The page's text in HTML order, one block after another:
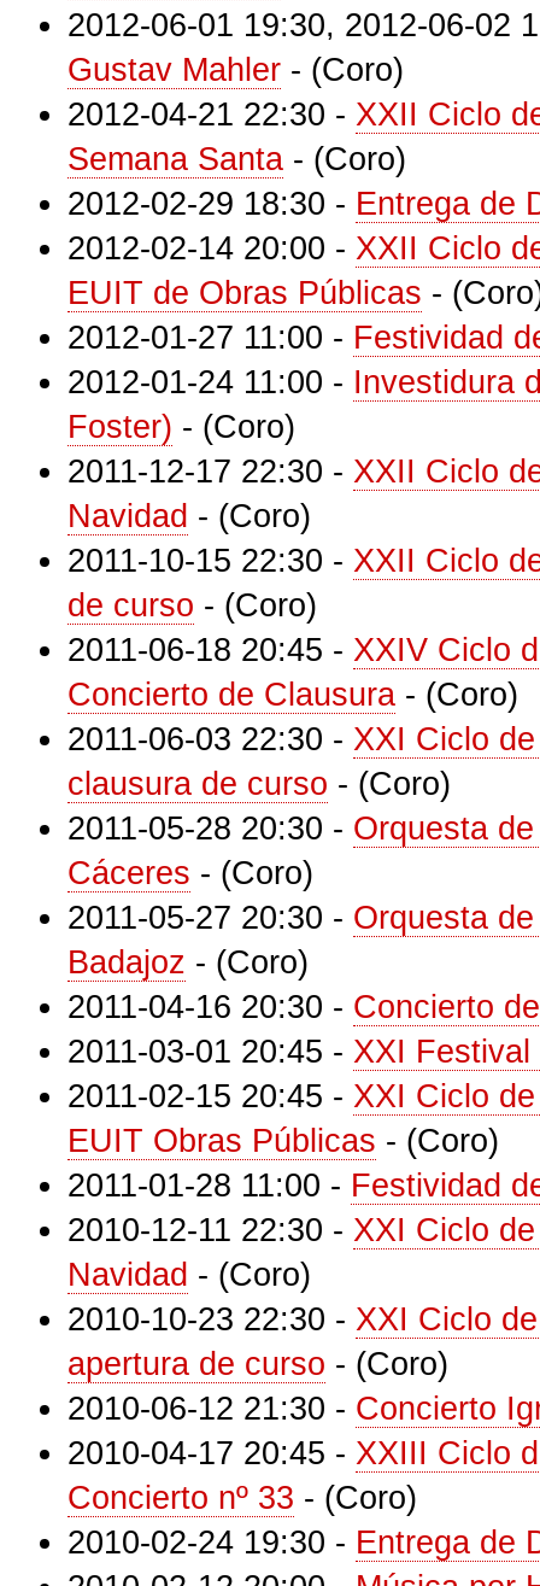
2012-06-01 19:30, 2012-06-02
Gustav Mahler - (Coro)
2012-04-21 22:30 - XXII Ciclo
Semana Santa - (Coro)
2012-02-29 18:30 - Entrega de
2012-02-14 20:00 - XXII Ciclo
EUIT de Obras Públicas -
2012-01-27 11:00 - Festividad
2012-01-24 11:00 - Investidura
Foster) - (Coro)
2011-12-17 22:30 - XXII Ciclo
Navidad - (Coro)
2011-10-15 22:30 - XXII Ciclo
de curso - (Coro)
2011-06-18 20:45 - XXIV Ciclo
Concierto de Clausura - (Coro)
2011-06-03 22:30 - XXI Ciclo
clausura de curso - (Coro)
2011-05-28 20:30 - Orquesta
Cáceres - (Coro)
2011-05-27 20:30 - Orquesta
Badajoz - (Coro)
2011-04-16 20:30 - Concierto
2011-03-01 20:45 - XXI Festival
2011-02-15 20:45 - XXI Ciclo
EUIT Obras Públicas - (Coro)
2011-01-28 11:00 - Festividad
2010-12-11 22:30 - XXI Ciclo
Navidad - (Coro)
2010-10-23 22:30 - XXI Ciclo
apertura de curso - (Coro)
2010-06-12 21:30 - Concierto
2010-04-17 20:45 - XXIII Ciclo
Concierto nº 33 - (Coro)
2010-02-24 19:30 - Entrega de